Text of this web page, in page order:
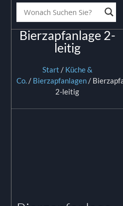
Bierzapfanlage 2-
leitig
Start / Küche &
Co./ Bierzapfanlagen/
2-leitig